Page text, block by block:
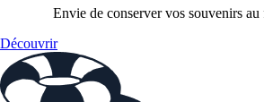
Envie de conserver vos souvenirs au
Découvrir